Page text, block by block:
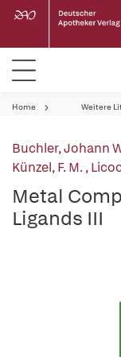
Home Weitere
Buchler, Johann
Künzel, F. M.,
Metal
Ligands III